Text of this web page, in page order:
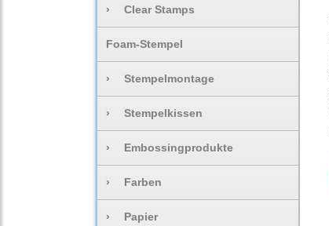
› Clear Stamps
Foam-Stempel
› Stempelmontage
› Stempelkissen
› Embossingprodukte
› Farben
› Papier